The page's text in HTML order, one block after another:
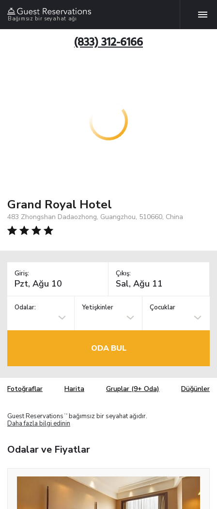
Bağımsız bir seyahat ağı
(833) 312-6166
Grand Royal Hotel
483 Zhongshan Dadaozhong, Guangzhou, 510660, China
Giriş: Çıkış:
Odalar: Yetişkinler Çocuklar
ODA BUL
Fotoğraflar Harita Gruplar (9+ Oda) Düğünler
Guest Reservations TM bağımsız bir seyahat ağıdır.
Daha fazla bilgi edinin
Odalar ve Fiyatlar